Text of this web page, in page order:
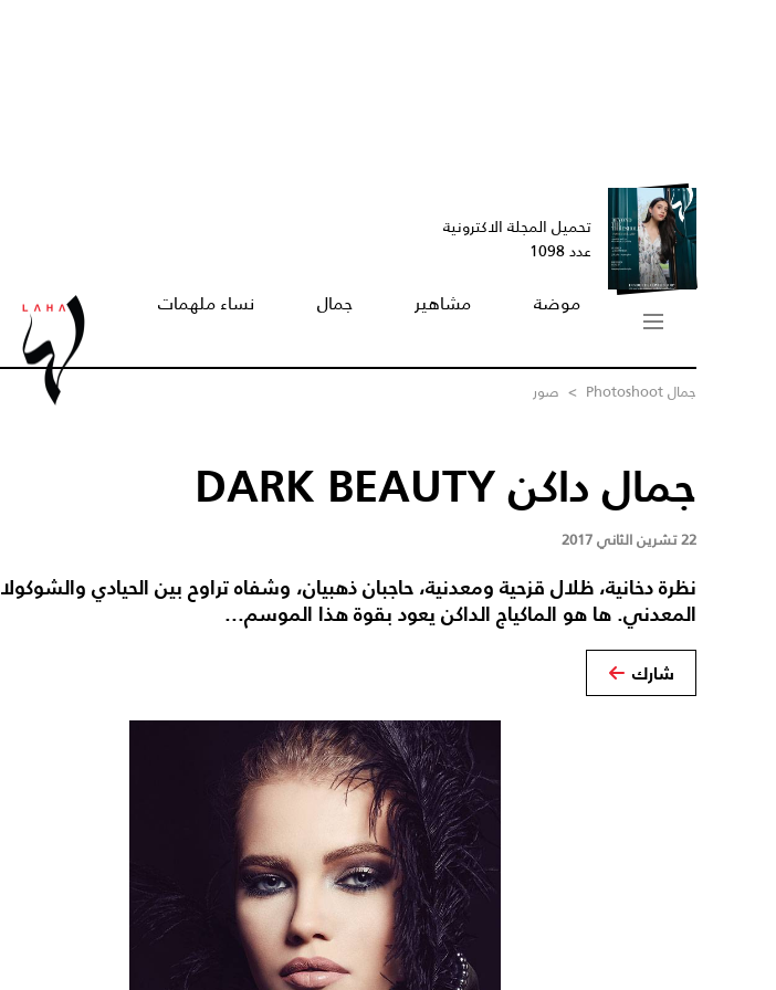
تحميل المجلة الاكترونية
عدد 1098
موضة مشاهير جمال نساء ملهمات
جمال Photoshoot > صور
جمال داكن DARK BEAUTY
22 تشرين الثاني 2017
نظرة دخانية، ظلال قزحية ومعدنية، حاجبان ذهبيان، وشفاه تراوح بين الحيادي والشوكولا
المعدني. ها هو الماكياج الداكن يعود بقوة هذا الموسم...
شارك